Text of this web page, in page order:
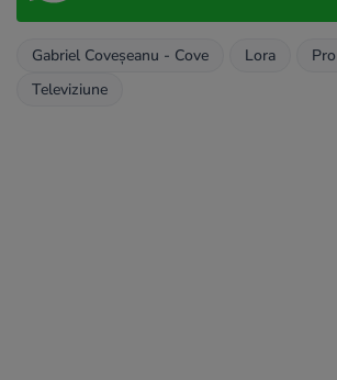
Gabriel Coveșeanu - Cove Lora
Televiziune